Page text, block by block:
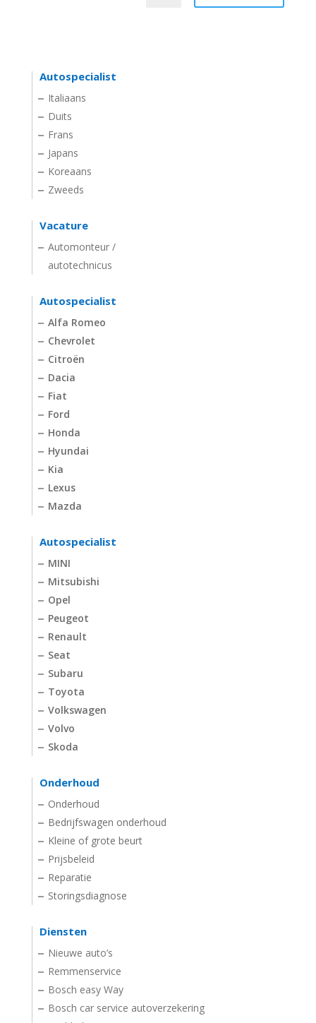
Autospecialist
Italiaans
Duits
Frans
Japans
Koreaans
Zweeds
Vacature
Automonteur /
autotechnicus
Autospecialist
Alfa Romeo
Chevrolet
Citroën
Dacia
Fiat
Ford
Honda
Hyundai
Kia
Lexus
Mazda
Autospecialist
MINI
Mitsubishi
Opel
Peugeot
Renault
Seat
Subaru
Toyota
Volkswagen
Volvo
Skoda
Onderhoud
Onderhoud
Bedrijfswagen onderhoud
Kleine of grote beurt
Prijsbeleid
Reparatie
Storingsdiagnose
Diensten
Nieuwe auto’s
Remmenservice
Bosch easy Way
Bosch car service autoverzekering